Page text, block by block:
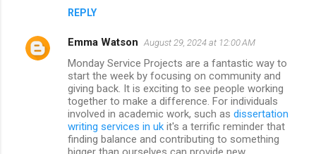
REPLY
Emma Watson August 29, 2024 at 12:00 AM
Monday Service Projects are a fantastic way to
start the week by focusing on community and
giving back. It is exciting to see people working
together to make a difference. For individuals
involved in academic work, such as dissertation
writing services in uk it's a terrific reminder that
finding balance and contributing to something